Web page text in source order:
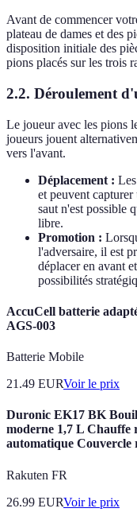
Avant de commencer
plateau de dames et des
disposition initiale des
pions placés sur les trois
2.2. Déroulement
Le joueur avec les pions
joueurs jouent
vers l'avant.
Déplacement :
et peuvent capturer
saut n'est possible
libre.
Promotion :
l'adversaire, il est
déplacer en avant
possibilités
AccuCell batterie
AGS-003
Batterie Mobile
21.49 EURVoir le prix
Duronic EK17 BK
moderne 1,7 L Chauffe
automatique Couvercle
Rakuten FR
26.99 EURVoir le prix